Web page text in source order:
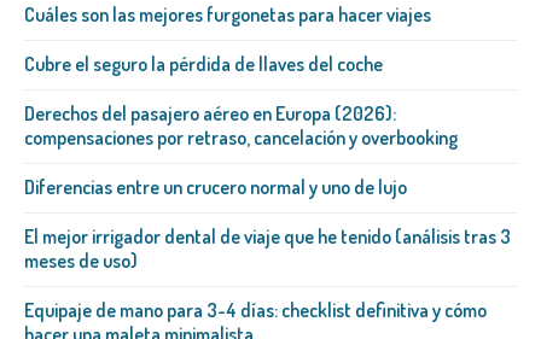
Cuáles son las mejores furgonetas para hacer viajes
Cubre el seguro la pérdida de llaves del coche
Derechos del pasajero aéreo en Europa (2026):
compensaciones por retraso, cancelación y overbooking
Diferencias entre un crucero normal y uno de lujo
El mejor irrigador dental de viaje que he tenido (análisis tras 3
meses de uso)
Equipaje de mano para 3-4 días: checklist definitiva y cómo
hacer una maleta minimalista